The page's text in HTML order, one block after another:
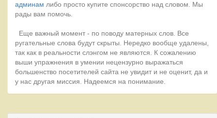
админам либо просто купите спонсорство над словом. Мы
рады вам помочь.
Еще важный момент - по поводу матерных слов. Все
ругательные слова будут скрыты. Нередко вообще удалены,
так как в реальности слэнгом не являются. К сожалению
выши упражнения в умении нецензурно выражаться
большенство посетителей сайта не увидит и не оценит, да и
у нас другая миссия. Надеемся на понимание.